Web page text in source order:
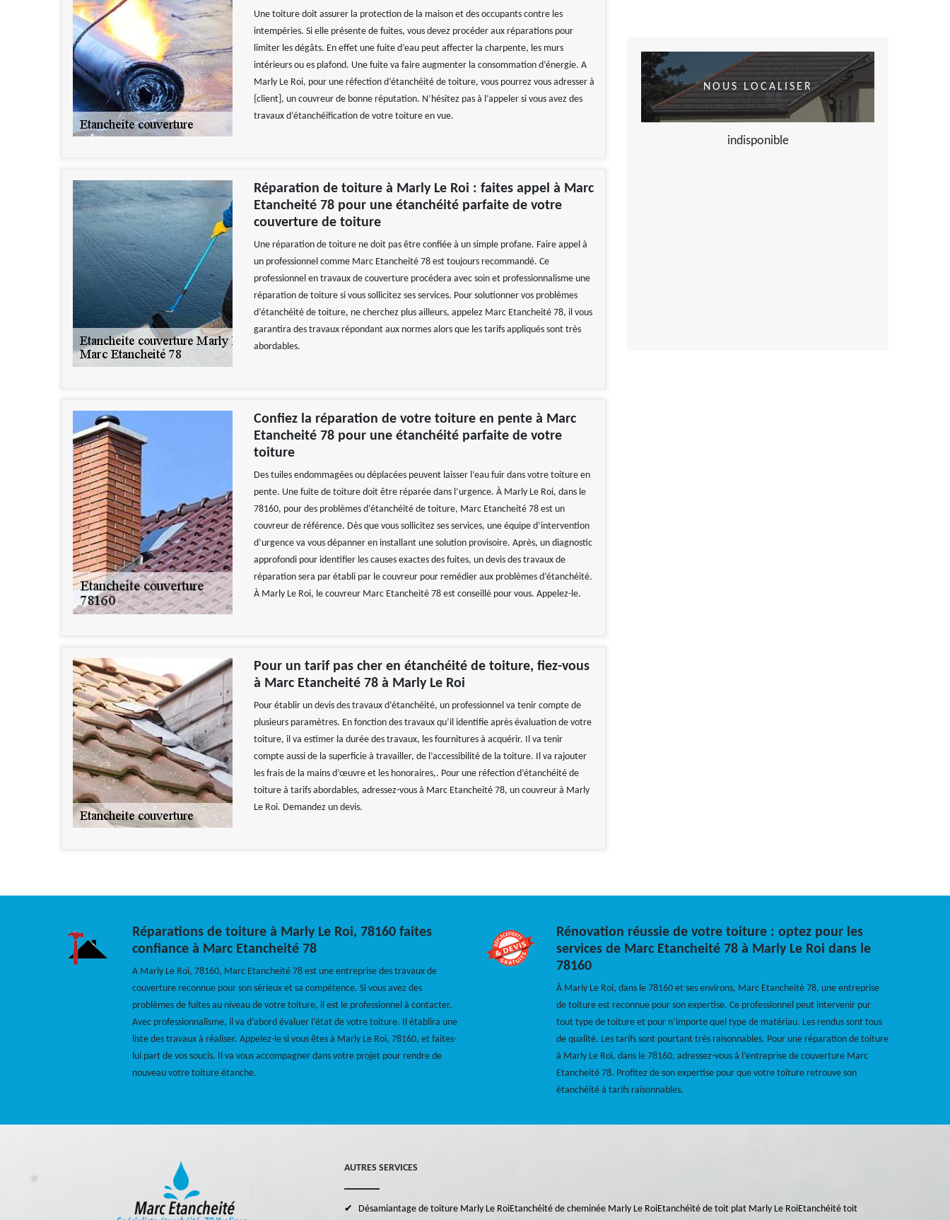
Une toiture doit assurer la protection de la maison et des occupants contre les
intempéries. Si elle présente de fuites, vous devez procéder aux réparations pour
limiter les dégâts. En effet une fuite d’eau peut affecter la charpente, les murs
intérieurs ou es plafond. Une fuite va faire augmenter la consommation d’énergie. A
Marly Le Roi, pour une réfection d‘étanchéité de toiture, vous pourrez vous adresser à
{client], un couvreur de bonne réputation. N’hésitez pas à l’appeler si vous avez des
travaux d’étanchéification de votre toiture en vue.
Réparation de toiture à Marly Le Roi : faites appel à Marc
Etancheité 78 pour une étanchéité parfaite de votre
couverture de toiture
Une réparation de toiture ne doit pas être confiée à un simple profane. Faire appel à
un professionnel comme Marc Etancheité 78 est toujours recommandé. Ce
professionnel en travaux de couverture procédera avec soin et professionnalisme une
réparation de toiture si vous sollicitez ses services. Pour solutionner vos problèmes
d’étanchéité de toiture, ne cherchez plus ailleurs, appelez Marc Etancheité 78, il vous
garantira des travaux répondant aux normes alors que les tarifs appliqués sont très
abordables.
Confiez la réparation de votre toiture en pente à Marc
Etancheité 78 pour une étanchéité parfaite de votre
toiture
Des tuiles endommagées ou déplacées peuvent laisser l’eau fuir dans votre toiture en
pente. Une fuite de toiture doit être réparée dans l’urgence. À Marly Le Roi, dans le
78160, pour des problèmes d’étanchéité de toiture, Marc Etancheité 78 est un
couvreur de référence. Dès que vous sollicitez ses services, une équipe d’intervention
d’urgence va vous dépanner en installant une solution provisoire. Après, un diagnostic
approfondi pour identifier les causes exactes des fuites, un devis des travaux de
réparation sera par établi par le couvreur pour remédier aux problèmes d’étanchéité.
À Marly Le Roi, le couvreur Marc Etancheité 78 est conseillé pour vous. Appelez-le.
Pour un tarif pas cher en étanchéité de toiture, fiez-vous
à Marc Etancheité 78 à Marly Le Roi
Pour établir un devis des travaux d’étanchéité, un professionnel va tenir compte de
plusieurs paramètres. En fonction des travaux qu’il identifie après évaluation de votre
toiture, il va estimer la durée des travaux, les fournitures à acquérir. Il va tenir
compte aussi de la superficie à travailler, de l’accessibilité de la toiture. Il va rajouter
les frais de la mains d’œuvre et les honoraires,. Pour une réfection d’étanchéité de
toiture à tarifs abordables, adressez-vous à Marc Etancheité 78, un couvreur à Marly
Le Roi. Demandez un devis.
NOUS LOCALISER
indisponible
Réparations de toiture à Marly Le Roi, 78160 faites
confiance à Marc Etancheité 78
A Marly Le Roi, 78160, Marc Etancheité 78 est une entreprise des travaux de
couverture reconnue pour son sérieux et sa compétence. Si vous avez des
problèmes de fuites au niveau de votre toiture, il est le professionnel à contacter.
Avec professionnalisme, il va d’abord évaluer l’état de votre toiture. Il établira une
liste des travaux à réaliser. Appelez-le si vous êtes à Marly Le Roi, 78160, et faites-
lui part de vos soucis. Il va vous accompagner dans votre projet pour rendre de
nouveau votre toiture étanche.
Rénovation réussie de votre toiture : optez pour les
services de Marc Etancheité 78 à Marly Le Roi dans le
78160
À Marly Le Roi, dans le 78160 et ses environs, Marc Etancheité 78, une entreprise
de toiture est reconnue pour son expertise. Ce professionnel peut intervenir pur
tout type de toiture et pour n’importe quel type de matériau. Les rendus sont tous
de qualité. Les tarifs sont pourtant très raisonnables. Pour une réparation de toiture
à Marly Le Roi, dans le 78160, adressez-vous à l’entreprise de couverture Marc
Etancheité 78. Profitez de son expertise pour que votre toiture retrouve son
étanchéité à tarifs raisonnables.
AUTRES SERVICES
Désamiantage de toiture Marly Le RoiEtanchéité de cheminée Marly Le RoiEtanchéité de toit plat Marly Le RoiEtanchéité toit